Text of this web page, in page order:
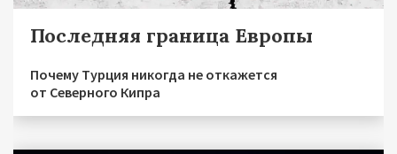
Последняя граница Европы
Почему Турция никогда не откажется
от Северного Кипра